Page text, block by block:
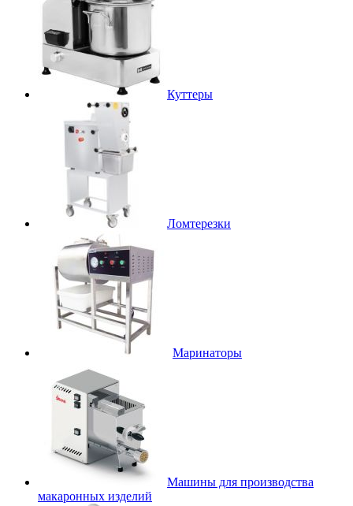
Куттеры
Ломтерезки
Маринаторы
Машины для производства
макаронных изделий